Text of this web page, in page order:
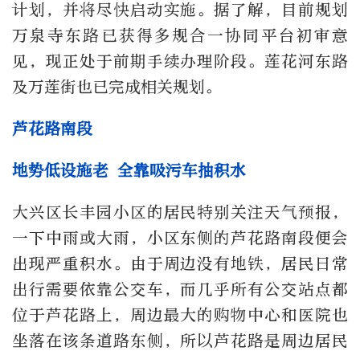
计划，并将尽快启动实施。据了解，目前规划
万泉寺东路已获得多规合一协同平台初审意
见，现正处于前期手续办理阶段。莲花河东路
及万莲街也已完成相关规划。
芦花路南段
地势低设施老 全靠吸污车抽积水
大兴区长丰园小区的居民特别关注天气预报，
一下中雨或大雨，小区东侧的芦花路南段便会
出现严重积水。由于周边没有地铁，居民日常
出行需要依靠公交车，而几乎所有公交站点都
位于芦花路上，周边最大的购物中心和医院也
坐落在该条道路东侧，所以芦花路是周边居民